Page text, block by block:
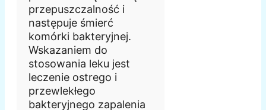
przepuszczalność i
następuje śmierć
komórki bakteryjnej.
Wskazaniem do
stosowania leku jest
leczenie ostrego i
przewlekłego
bakteryjnego zapalenia